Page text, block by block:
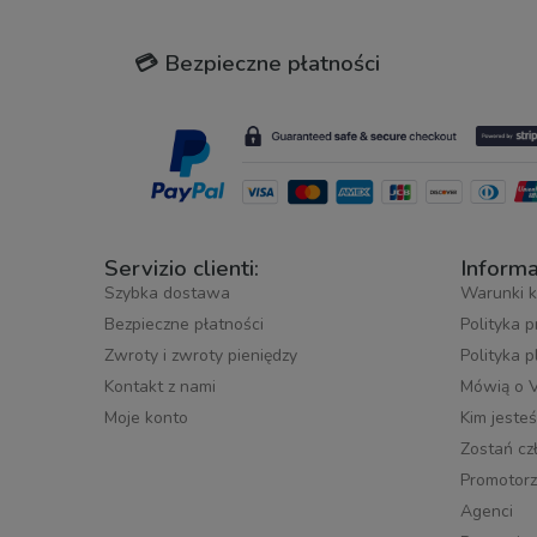
💳 Bezpieczne płatności
Servizio clienti:
Szybka dostawa
Bezpieczne płatności
Zwroty i zwroty pieniędzy
Kontakt z nami
Moje konto
Warunki
Polityka
Polityka
Mówią o
Kim
Zostań
Agenci